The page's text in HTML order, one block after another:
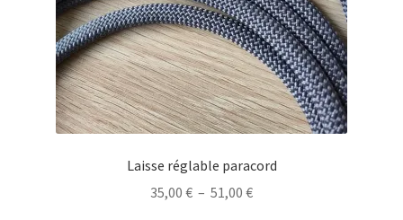
Laisse réglable paracord
35,00 € – 51,00 €Plage